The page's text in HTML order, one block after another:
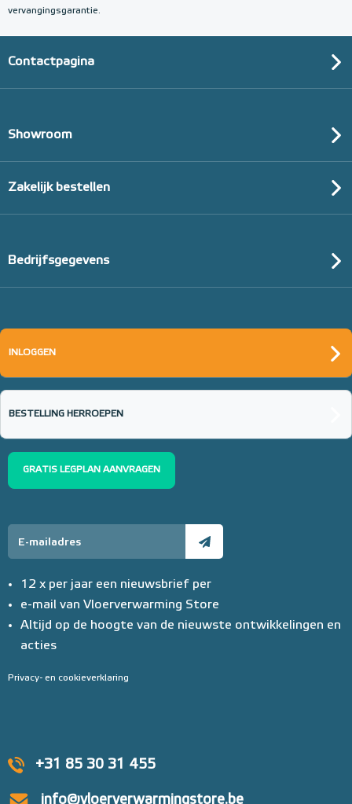
vervangingsgarantie.
+31 85 30 31 455
info@vloerverwarmingstore.be
Contactpagina
Showroom
Zakelijk bestellen
Bedrijfsgegevens
INLOGGEN
BESTELLING HERROEPEN
GRATIS LEGPLAN AANVRAGEN
12 x per jaar een nieuwsbrief per
e-mail van Vloerverwarming Store
Altijd op de hoogte van de nieuwste ontwikkelingen en
acties
Privacy- en cookieverklaring